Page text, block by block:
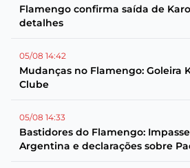
Flamengo confirma saída de
detalhes
05/08 14:42
Mudanças no Flamengo: Goleira
Clube
05/08 14:33
Bastidores do Flamengo:
Argentina e declarações sobre